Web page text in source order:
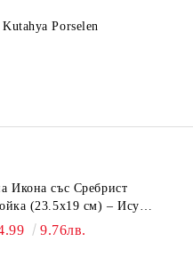
Kutahya Porselen
Икона със Сребрист
(23.5х19 см) – Исус
Георги, Св. Николай
9.76лв.